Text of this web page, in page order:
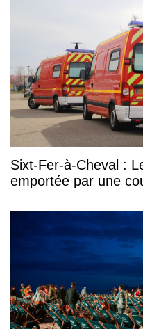
Sixt-Fer-à-Cheval :
emportée par une